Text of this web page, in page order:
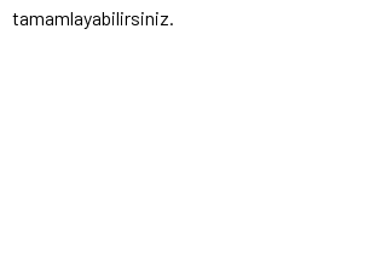
tamamlayabilirsiniz.